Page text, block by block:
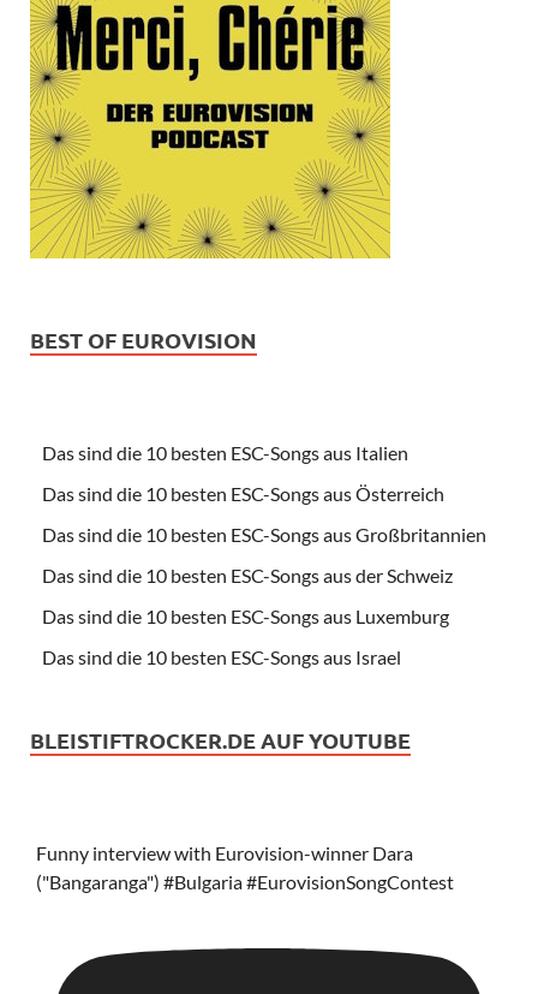
BEST OF EUROVISION
Das sind die 10 besten ESC-Songs aus Italien
Das sind die 10 besten ESC-Songs aus Österreich
Das sind die 10 besten ESC-Songs aus Großbritannien
Das sind die 10 besten ESC-Songs aus der Schweiz
Das sind die 10 besten ESC-Songs aus Luxemburg
Das sind die 10 besten ESC-Songs aus Israel
BLEISTIFTROCKER.DE AUF YOUTUBE
Funny interview with Eurovision-winner Dara
("Bangaranga") #Bulgaria #EurovisionSongContest